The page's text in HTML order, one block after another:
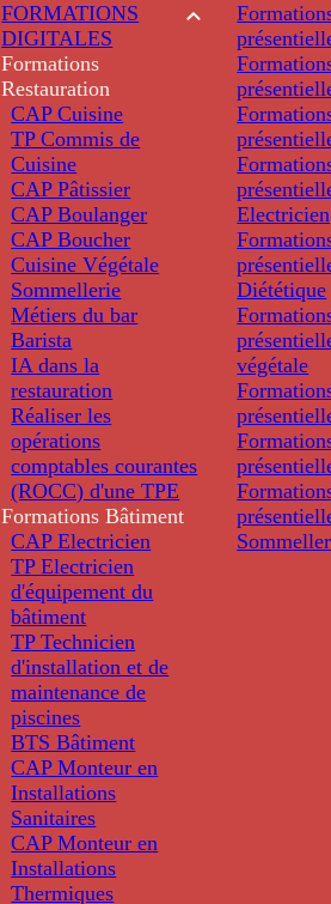
FORMATIONS
DIGITALES
Formations
Restauration
CAP Cuisine
TP Commis de
Cuisine
CAP Pâtissier
CAP Boulanger
CAP Boucher
Cuisine Végétale
Sommellerie
Métiers du bar
Barista
IA dans la
restauration
Réaliser les
opérations
comptables courantes
(ROCC) d'une TPE
Formations Bâtiment
CAP Electricien
TP Electricien
d'équipement du
bâtiment
TP Technicien
d'installation et de
maintenance de
piscines
BTS Bâtiment
CAP Monteur en
Installations
Sanitaires
CAP Monteur en
Installations
Thermiques
Electricien
Diététique
végétale